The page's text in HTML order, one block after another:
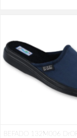
BEFADO 132M006